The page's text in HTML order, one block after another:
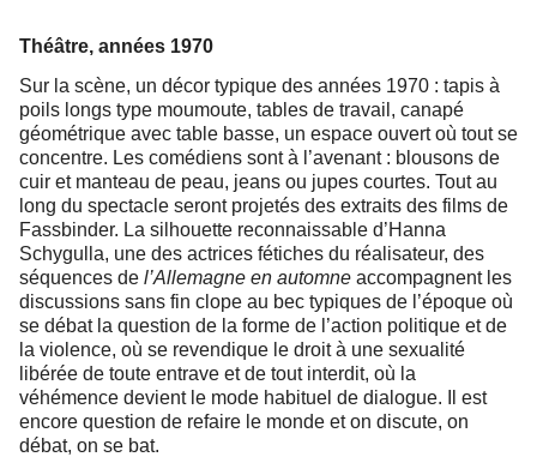
Théâtre, années 1970
Sur la scène, un décor typique des années 1970 : tapis à
poils longs type moumoute, tables de travail, canapé
géométrique avec table basse, un espace ouvert où tout se
concentre. Les comédiens sont à l’avenant : blousons de
cuir et manteau de peau, jeans ou jupes courtes. Tout au
long du spectacle seront projetés des extraits des films de
Fassbinder. La silhouette reconnaissable d’Hanna
Schygulla, une des actrices fétiches du réalisateur, des
séquences de l’Allemagne en automne accompagnent les
discussions sans fin clope au bec typiques de l’époque où
se débat la question de la forme de l’action politique et de
la violence, où se revendique le droit à une sexualité
libérée de toute entrave et de tout interdit, où la
véhémence devient le mode habituel de dialogue. Il est
encore question de refaire le monde et on discute, on
débat, on se bat.